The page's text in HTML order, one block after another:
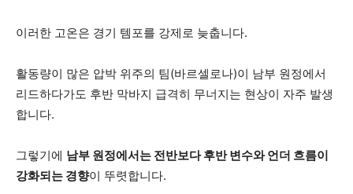
이러한 고온은 경기 템포를 강제로 늦춥니다.
활동량이 많은 압박 위주의 팀(바르셀로나)이 남부 원정에서
리드하다가도 후반 막바지 급격히 무너지는 현상이 자주 발생
합니다.
그렇기에 남부 원정에서는 전반보다 후반 변수와 언더 흐름이
강화되는 경향이 뚜렷합니다.